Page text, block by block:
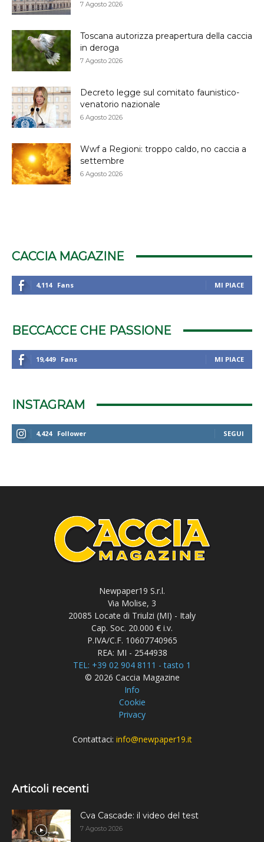
7 Agosto 2026
Toscana autorizza preapertura della caccia
in deroga
7 Agosto 2026
Decreto legge sul comitato faunistico-
venatorio nazionale
6 Agosto 2026
Wwf a Regioni: troppo caldo, no caccia a
settembre
6 Agosto 2026
CACCIA MAGAZINE
4,114 Fans MI PIACE
BECCACCE CHE PASSIONE
19,449 Fans MI PIACE
INSTAGRAM
4,424 Follower SEGUI
Newpaper19 S.r.l.
Via Molise, 3
20085 Locate di Triulzi (MI) - Italy
Cap. Soc. 20.000 € i.v.
P.IVA/C.F. 10607740965
REA: MI - 2544938
TEL: +39 02 904 8111 - tasto 1
© 2026 Caccia Magazine
Info
Cookie
Privacy
Contattaci: info@newpaper19.it
Articoli recenti
Cva Cascade: il video del test
7 Agosto 2026